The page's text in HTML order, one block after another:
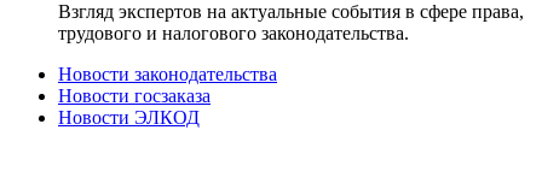
Взгляд экспертов на актуальные события в сфере права,
трудового и налогового законодательства.
Новости законодательства
Новости госзаказа
Новости ЭЛКОД